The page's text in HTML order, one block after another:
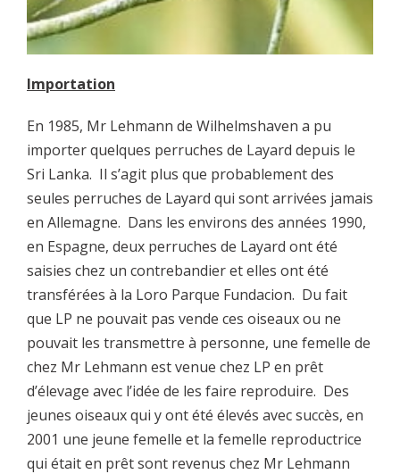
Importation
En 1985, Mr Lehmann de Wilhelmshaven a pu
importer quelques perruches de Layard depuis le
Sri Lanka. Il s’agit plus que probablement des
seules perruches de Layard qui sont arrivées jamais
en Allemagne. Dans les environs des années 1990,
en Espagne, deux perruches de Layard ont été
saisies chez un contrebandier et elles ont été
transférées à la Loro Parque Fundacion. Du fait
que LP ne pouvait pas vende ces oiseaux ou ne
pouvait les transmettre à personne, une femelle de
chez Mr Lehmann est venue chez LP en prêt
d’élevage avec l’idée de les faire reproduire. Des
jeunes oiseaux qui y ont été élevés avec succès, en
2001 une jeune femelle et la femelle reproductrice
qui était en prêt sont revenus chez Mr Lehmann